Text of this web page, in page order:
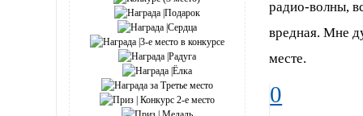
радио-волны,
вредная. Мне
месте.
0